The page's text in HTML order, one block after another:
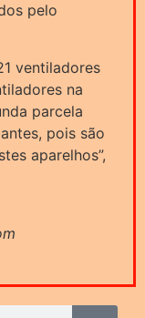
pelo
ventiladores
na
parcela
pois são
aparelhos”,